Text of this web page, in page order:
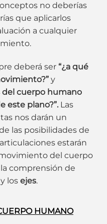
no deberías
que aplicarlos
a cualquier
deberá ser “¿a qué
y
del cuerpo humano
este plano?”. Las
nos darán un
las posibilidades de
estarán
del cuerpo
comprensión de
y los ejes.
HUMANO